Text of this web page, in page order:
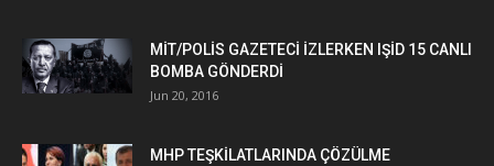
MİT/POLİS GAZETECİ İZLERKEN IŞİD 15 CANLI
BOMBA GÖNDERDİ
Jun 20, 2016
MHP TEŞKİLATLARINDA ÇÖZÜLME